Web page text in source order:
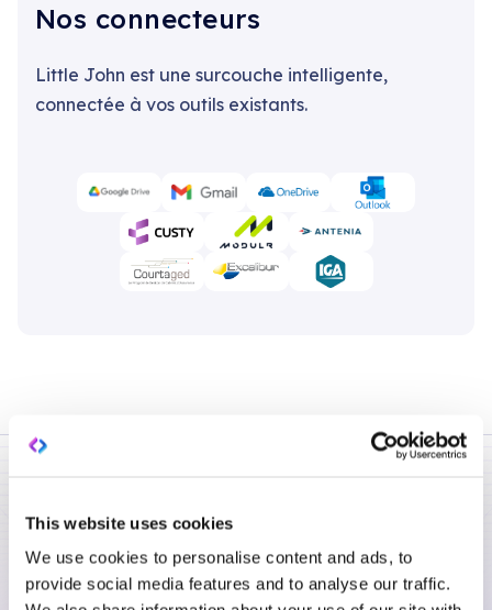
This website uses cookies
We use cookies to personalise content and ads, to
provide social media features and to analyse our traffic.
Nos connecteurs
Little John est une surcouche intelligente,
connectée à vos outils existants.
Nos assistants IA en action
Un Espace de travail IA pensé pour votre